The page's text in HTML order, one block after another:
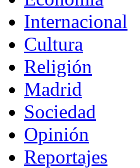
Internacional
Cultura
Religión
Madrid
Sociedad
Opinión
Reportajes